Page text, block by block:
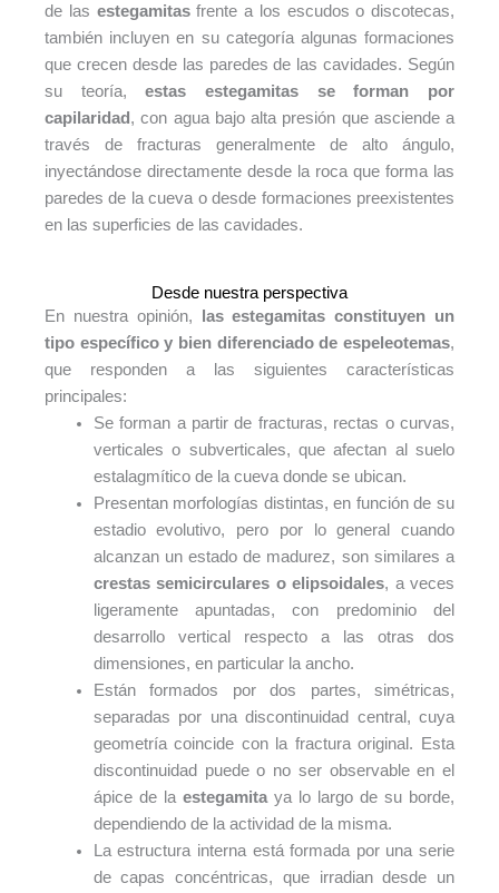
de las estegamitasfrente a los escudos o discotecas,
también incluyen en su categoría algunas formaciones
que crecen desde las paredes de las cavidades. Según
su teoría,estas estegamitas se forman por
capilaridad, con agua bajo alta presión que asciende a
través de fracturas generalmente de alto ángulo,
inyectándose directamente desde la roca que forma las
paredes de la cueva o desde formaciones preexistentes
en las superficies de las cavidades.
Desde nuestra perspectiva
En nuestra opinión, las estegamitas constituyen un
tipo específico y bien diferenciado de espeleotemas,
que responden a las siguientes características
principales:
Se forman a partir de fracturas, rectas o curvas,
verticales o subverticales, que afectan al suelo
estalagmítico de la cueva donde se ubican.
Presentan morfologías distintas, en función de su
estadio evolutivo, pero por lo general cuando
alcanzan un estado de madurez, son similares a
crestas semicirculares o elipsoidales, a veces
ligeramente apuntadas, con predominio del
desarrollo vertical respecto a las otras dos
dimensiones, en particular la ancho.
Están formados por dos partes, simétricas,
separadas por una discontinuidad central, cuya
geometría coincide con la fractura original. Esta
discontinuidad puede o no ser observable en el
ápice de la estegamitaya lo largo de su borde,
dependiendo de la actividad de la misma.
La estructura interna está formada por una serie
de capas concéntricas, que irradian desde un